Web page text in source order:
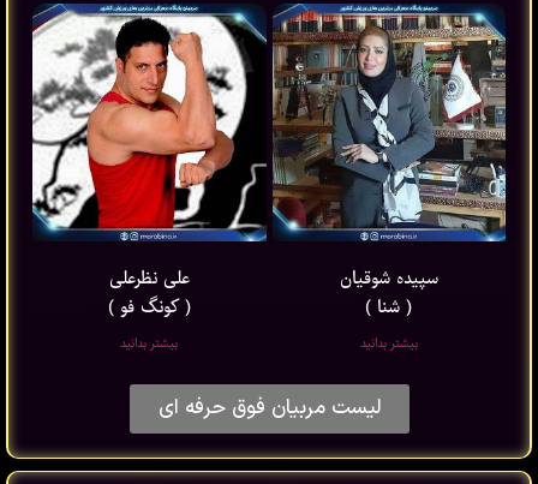
سپیده شوقیان
( شنا )
بیشتر بدانید
علی نظرعلی
( کونگ فو )
بیشتر بدانید
لیست مربیان فوق حرفه ای